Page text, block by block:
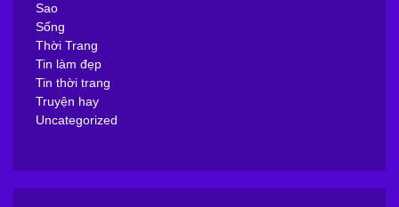
Sao
Sống
Thời Trang
Tin làm đẹp
Tin thời trang
Truyện hay
Uncategorized